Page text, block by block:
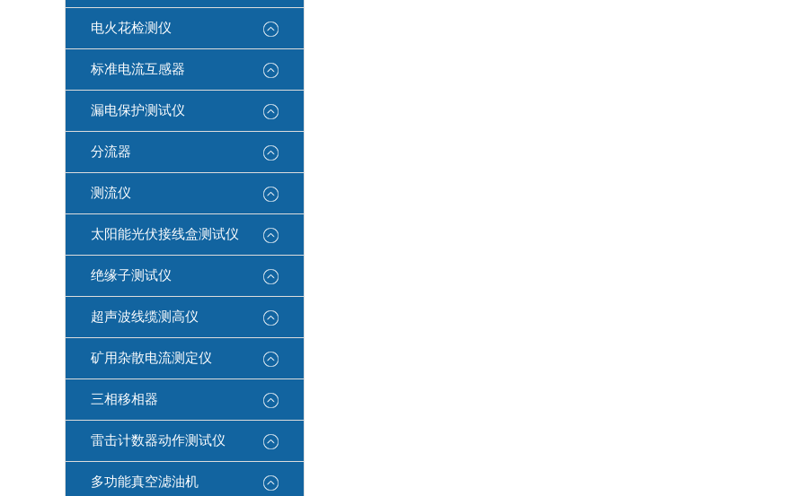
电火花检测仪
标准电流互感器
漏电保护测试仪
分流器
测流仪
太阳能光伏接线盒测试仪
绝缘子测试仪
超声波线缆测高仪
矿用杂散电流测定仪
三相移相器
雷击计数器动作测试仪
多功能真空滤油机